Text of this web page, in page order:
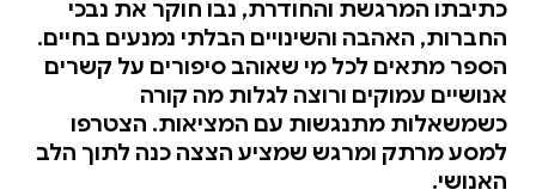
כתיבתו המרגשת והחודרת, נבו חוקר את נבכי
החברות, האהבה והשינויים הבלתי נמנעים בחיים.
הספר מתאים לכל מי שאוהב סיפורים על קשרים
אנושיים עמוקים ורוצה לגלות מה קורה
כשמשאלות מתנגשות עם המציאות. הצטרפו
למסע מרתק ומרגש שמציע הצצה כנה לתוך הלב
האנושי.